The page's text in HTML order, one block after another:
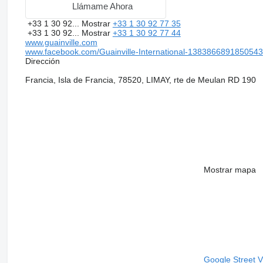
Llámame Ahora
+33 1 30 92... Mostrar +33 1 30 92 77 35
+33 1 30 92... Mostrar +33 1 30 92 77 44
www.guainville.com
www.facebook.com/Guainville-International-1383866891850543
Dirección
Francia, Isla de Francia, 78520, LIMAY, rte de Meulan RD 190
Mostrar mapa
Google Street